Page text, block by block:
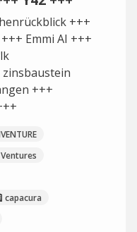
+++
Emmi AI +++
zinsbaustein
+++
capacura